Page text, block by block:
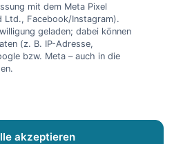
mit dem Meta Pixel
Ltd., Facebook/Instagram).
geladen; dabei können
(z. B. IP-Adresse,
bzw. Meta – auch in die
akzeptieren